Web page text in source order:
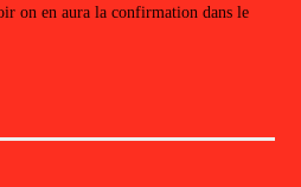
on en aura la confirmation dans le